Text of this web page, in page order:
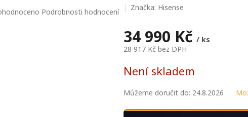
Podrobnosti hodnocení Značka: Hisense
34 990 Kč / ks
28 917 Kč bez DPH
cena:
Není skladem
Můžeme doručit do: 24.8.2026